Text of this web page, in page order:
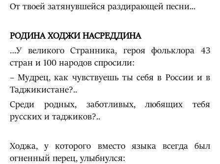
От твоей затянувшейся раздирающей песни...
РОДИНА ХОДЖИ НАСРЕДДИНА
…У великого Странника, героя фольклора 43
стран и 100 народов спросили:
– Мудрец, как чувствуешь ты себя в России и в
Таджикистане?..
Среди родных, заботливых, любящих тебя
русских и таджиков?..
Ходжа, у которого вместо языка всегда был
огненный перец, улыбнулся: